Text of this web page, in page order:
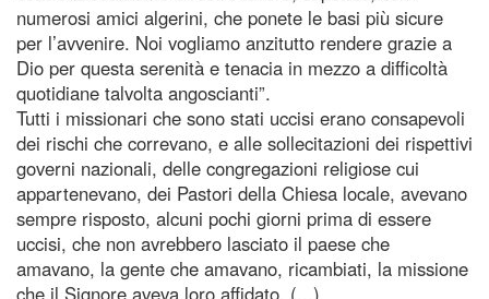
numerosi amici algerini, che ponete le basi più sicure
per l’avvenire. Noi vogliamo anzitutto rendere grazie a
Dio per questa serenità e tenacia in mezzo a difficoltà
quotidiane talvolta angoscianti”.
Tutti i missionari che sono stati uccisi erano consapevoli
dei rischi che correvano, e alle sollecitazioni dei rispettivi
governi nazionali, delle congregazioni religiose cui
appartenevano, dei Pastori della Chiesa locale, avevano
sempre risposto, alcuni pochi giorni prima di essere
uccisi, che non avrebbero lasciato il paese che
amavano, la gente che amavano, ricambiati, la missione
che il Signore aveva loro affidato. (...)